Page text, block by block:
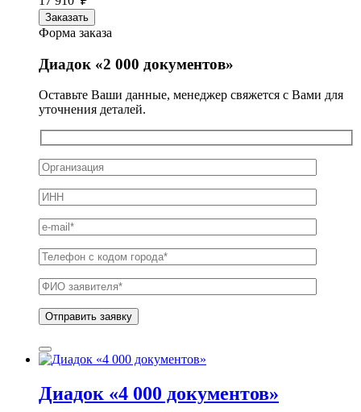
Заказать
Форма заказа
Диадок «2 000 документов»
Оставьте Ваши данные, менеджер свяжется с Вами для
уточнения деталей.
Диадок «4 000 документов»